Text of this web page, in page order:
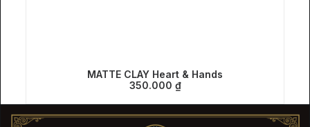
THÊM VÀO GIỎ HÀNG
MATTE CLAY Heart & Hands
350.000 ₫